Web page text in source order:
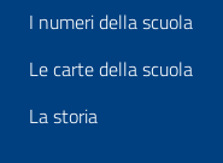
I numeri della scuola
Le carte della scuola
La storia